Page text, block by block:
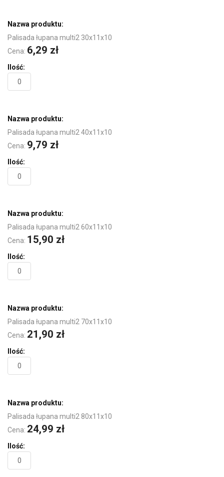
Palisada łupana multi2 30x11x10
Cena: 6,29 zł
Palisada łupana multi2 40x11x10
Cena: 9,79 zł
Palisada łupana multi2 60x11x10
Cena: 15,90 zł
Palisada łupana multi2 70x11x10
Cena: 21,90 zł
Palisada łupana multi2 80x11x10
Cena: 24,99 zł